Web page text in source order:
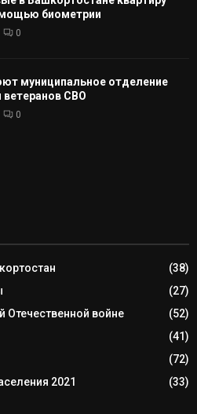
биометрии
0
муниципальное отделение
ветеранов СВО
0
(38)
(27)
Отечественной войне
(52)
(41)
(72)
2021
(33)